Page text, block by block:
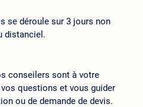
se déroule sur 3 jours non
distanciel.
conseilers sont à votre
questions et vous guider
ou de demande de devis.